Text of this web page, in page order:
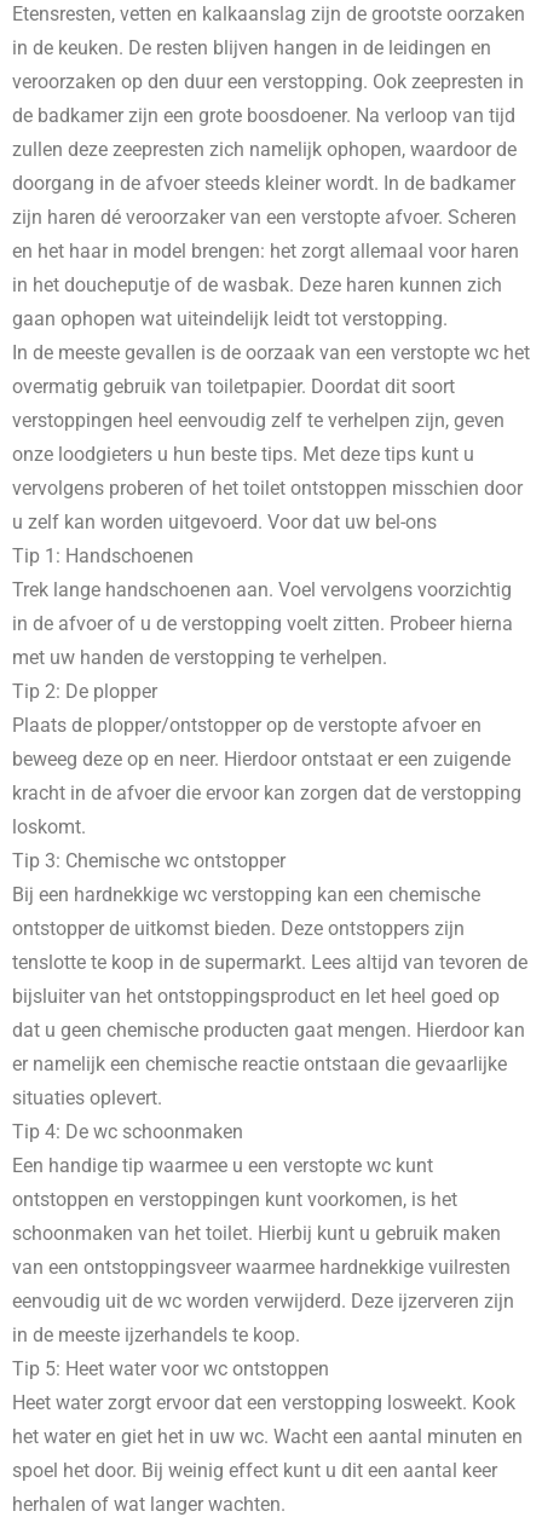
Etensresten, vetten en kalkaanslag zijn de grootste oorzaken
in de keuken. De resten blijven hangen in de leidingen en
veroorzaken op den duur een verstopping. Ook zeepresten in
de badkamer zijn een grote boosdoener. Na verloop van tijd
zullen deze zeepresten zich namelijk ophopen, waardoor de
doorgang in de afvoer steeds kleiner wordt. In de badkamer
zijn haren dé veroorzaker van een verstopte afvoer. Scheren
en het haar in model brengen: het zorgt allemaal voor haren
in het doucheputje of de wasbak. Deze haren kunnen zich
gaan ophopen wat uiteindelijk leidt tot verstopping.
In de meeste gevallen is de oorzaak van een verstopte wc het
overmatig gebruik van toiletpapier. Doordat dit soort
verstoppingen heel eenvoudig zelf te verhelpen zijn, geven
onze loodgieters u hun beste tips. Met deze tips kunt u
vervolgens proberen of het toilet ontstoppen misschien door
u zelf kan worden uitgevoerd. Voor dat uw bel-ons
Tip 1: Handschoenen
Trek lange handschoenen aan. Voel vervolgens voorzichtig
in de afvoer of u de verstopping voelt zitten. Probeer hierna
met uw handen de verstopping te verhelpen.
Tip 2: De plopper
Plaats de plopper/ontstopper op de verstopte afvoer en
beweeg deze op en neer. Hierdoor ontstaat er een zuigende
kracht in de afvoer die ervoor kan zorgen dat de verstopping
loskomt.
Tip 3: Chemische wc ontstopper
Bij een hardnekkige wc verstopping kan een chemische
ontstopper de uitkomst bieden. Deze ontstoppers zijn
tenslotte te koop in de supermarkt. Lees altijd van tevoren de
bijsluiter van het ontstoppingsproduct en let heel goed op
dat u geen chemische producten gaat mengen. Hierdoor kan
er namelijk een chemische reactie ontstaan die gevaarlijke
situaties oplevert.
Tip 4: De wc schoonmaken
Een handige tip waarmee u een verstopte wc kunt
ontstoppen en verstoppingen kunt voorkomen, is het
schoonmaken van het toilet. Hierbij kunt u gebruik maken
van een ontstoppingsveer waarmee hardnekkige vuilresten
eenvoudig uit de wc worden verwijderd. Deze ijzerveren zijn
in de meeste ijzerhandels te koop.
Tip 5: Heet water voor wc ontstoppen
Heet water zorgt ervoor dat een verstopping losweekt. Kook
het water en giet het in uw wc. Wacht een aantal minuten en
spoel het door. Bij weinig effect kunt u dit een aantal keer
herhalen of wat langer wachten.